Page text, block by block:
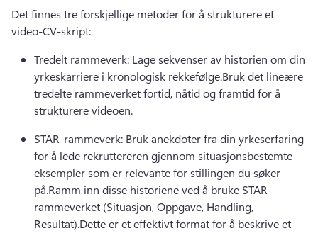
Det finnes tre forskjellige metoder for å strukturere et
video-CV-skript:
Tredelt rammeverk: Lage sekvenser av historien om din
yrkeskarriere i kronologisk rekkefølge.Bruk det lineære
tredelte rammeverket fortid, nåtid og framtid for å
strukturere videoen.
STAR-rammeverk: Bruk anekdoter fra din yrkeserfaring
for å lede rekruttereren gjennom situasjonsbestemte
eksempler som er relevante for stillingen du søker
på.Ramm inn disse historiene ved å bruke STAR-
rammeverket (Situasjon, Oppgave, Handling,
Resultat).Dette er et effektivt format for å beskrive et